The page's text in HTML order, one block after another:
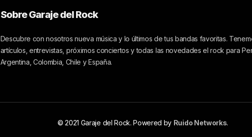
Sobre Garaje del Rock
Descubre con nosotros nueva música y lo últimos de tus bandas favoritas.
artículos, entrevistas, próximos conciertos y todas las novedades el rock para
Argentina, Colombia, Chile y España.
© 2021 Garaje del Rock. Powered by Ruido Networks.